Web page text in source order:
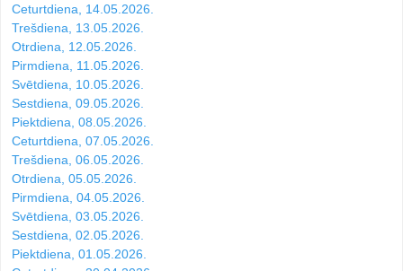
Ceturtdiena, 14.05.2026.
Trešdiena, 13.05.2026.
Otrdiena, 12.05.2026.
Pirmdiena, 11.05.2026.
Svētdiena, 10.05.2026.
Sestdiena, 09.05.2026.
Piektdiena, 08.05.2026.
Ceturtdiena, 07.05.2026.
Trešdiena, 06.05.2026.
Otrdiena, 05.05.2026.
Pirmdiena, 04.05.2026.
Svētdiena, 03.05.2026.
Sestdiena, 02.05.2026.
Piektdiena, 01.05.2026.